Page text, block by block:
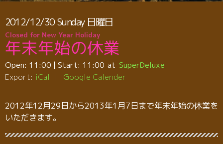
2012/12/30Sunday 日曜日
Closed for New Year Holiday
年末年始の休業
Open: 11:00 | Start: 11:00
SuperDeluxe
Export: iCal Google Calender
2012年12月29日から2013年1月7日まで年末年始の休業を
いただきます。